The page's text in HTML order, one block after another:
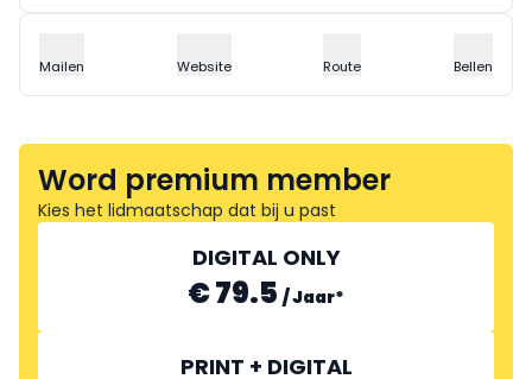
Mailen Website Route Bellen
Word premium member
Kies het lidmaatschap dat bij u past
DIGITAL ONLY
€ 79.5 /Jaar*
PRINT + DIGITAL